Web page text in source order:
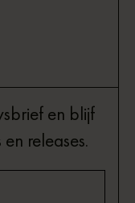
en blijf
releases.